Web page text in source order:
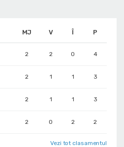
MJ V Î P
2 2 0 4
2 1 1 3
2 1 1 3
2 0 2 2
Vezi tot clasamentul